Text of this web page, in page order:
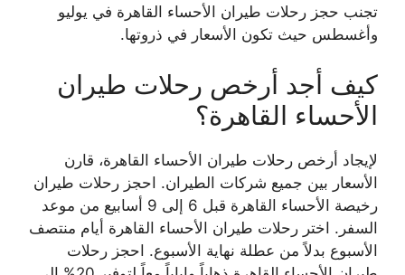
تجنب حجز رحلات طيران الأحساء القاهرة في يوليو
وأغسطس حيث تكون الأسعار في ذروتها.
كيف أجد أرخص رحلات طيران
الأحساء القاهرة؟
لإيجاد أرخص رحلات طيران الأحساء القاهرة، قارن
الأسعار بين جميع شركات الطيران. احجز رحلات طيران
رخيصة الأحساء القاهرة قبل 6 إلى 9 أسابيع من موعد
السفر. اختر رحلات طيران الأحساء القاهرة أيام منتصف
الأسبوع بدلاً من عطلة نهاية الأسبوع. احجز رحلات